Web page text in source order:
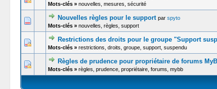
Mots-clés » nouvelles, mesures, sécurité
Nouvelles règles pour le support par spyto
Mots-clés » nouvelles, règles, support
Restrictions des droits pour le groupe "Support
Mots-clés » restrictions, droits, groupe, support, suspendu
1 Votes
Règles de prudence pour propriétaire de forums
Mots-clés » règles, prudence, propriétaire, forums, mybb
3